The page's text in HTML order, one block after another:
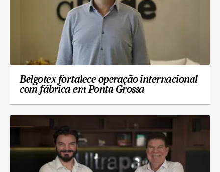
Belgotex fortalece operação internacional
com fábrica em Ponta Grossa